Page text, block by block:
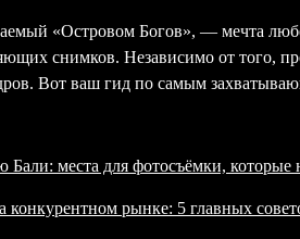
«Островом Богов», — мечта
снимков. Независимо от того,
Вот ваш гид по самым
Бали: места для фотосъёмки, которые
конкурентном рынке: 5 главных